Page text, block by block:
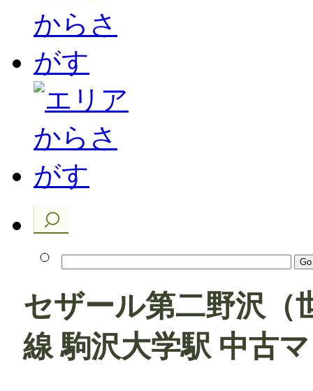
セザール第二野沢（
線 駒沢大学駅 中古